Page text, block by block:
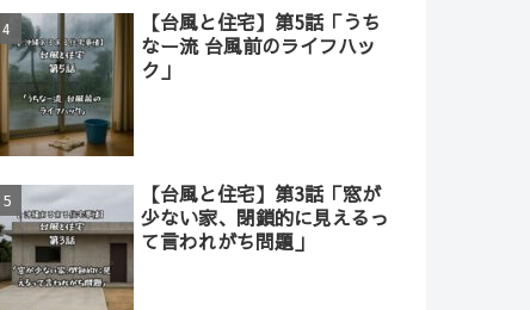
【台風と住宅】第5話「うち
なー流 台風前のライフハッ
ク」
【台風と住宅】第3話「窓が
少ない家、閉鎖的に見えるっ
て言われがち問題」